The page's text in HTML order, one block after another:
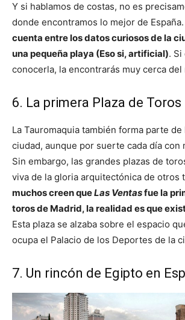
Y si hablamos de costas, no es
donde encontramos lo mejor de
cuenta entre los datos curiosos de la
una pequeña playa (Eso si, artificial). Si
conocerla, la encontrarás muy cerca del
6. La primera Plaza de Toros
La Tauromaquia también forma parte
ciudad, aunque por suerte cada día con
Sin embargo, las grandes plazas de
viva de la gloria arquitectónica de otros
muchos creen queLas Ventasfue la
toros de Madrid, la realidad es que
Esta plaza se alzaba sobre el espacio
ocupa el Palacio de los Deportes de la
7. Un rincón de Egipto en